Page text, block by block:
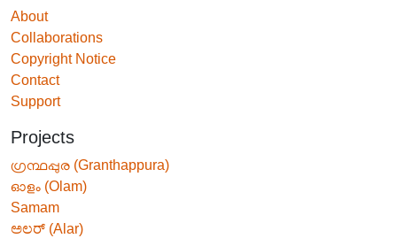
About
Collaborations
Copyright Notice
Contact
Support
Projects
ഗ്രന്ഥപ്പുര (Granthappura)
ഓളം (Olam)
Samam
ಅಲರ್ (Alar)